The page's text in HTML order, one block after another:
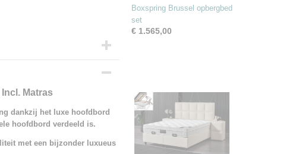
Matras
dankzij het luxe hoofdbord
hoofdbord verdeeld is.
met een bijzonder luxueus
Boxspring Brussel opbergbed
set
€ 1.565,00